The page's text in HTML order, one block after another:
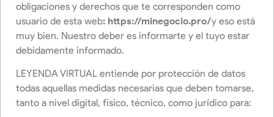
obligaciones y derechos que te corresponden como
usuario de esta web: https://minegocio.pro/y eso está
muy bien. Nuestro deber es informarte y el tuyo estar
debidamente informado.
LEYENDA VIRTUAL entiende por protección de datos
todas aquellas medidas necesarias que deben tomarse,
tanto a nivel digital, físico, técnico, como jurídico para: